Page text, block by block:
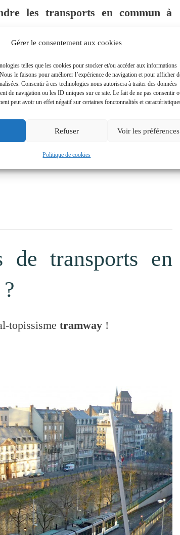
Gérer le consentement aux cookies
telles que les cookies pour stocker et/ou accéder aux informations
le faisons pour améliorer l’expérience de navigation et pour afficher
Consentir à ces technologies nous autorisera à traiter des données
de navigation ou les ID uniques sur ce site. Le fait de ne pas consentir
peut avoir un effet négatif sur certaines fonctonnalités et
Refuser Voir les préférences
Politique de cookies
les transports en commun à
vous rendre au bord du
pour bien comprendre vos options
de transports en
topissisme tramway !